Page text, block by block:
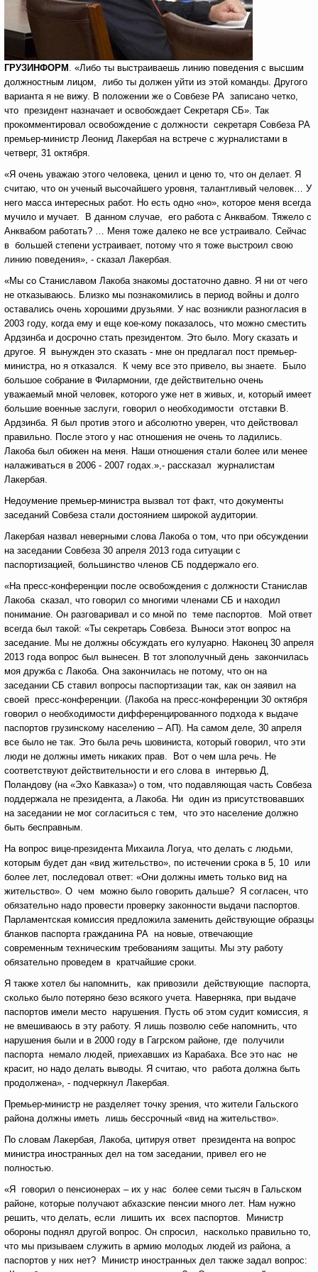
ГРУЗИНФОРМ . «Либо ты выстраиваешь линию поведения с высшим
должностным лицом, либо ты должен уйти из этой команды. Другого
варианта я не вижу. В положении же о Совбезе РА записано четко,
что президент назначает и освобождает Секретаря СБ». Так
прокомментировал освобождение с должности секретаря Совбеза РА
премьер-министр Леонид Лакербая на встрече с журналистами в
четверг, 31 октября.
«Я очень уважаю этого человека, ценил и ценю то, что он делает. Я
считаю, что он ученый высочайшего уровня, талантливый человек… У
него масса интересных работ. Но есть одно «но», которое меня всегда
мучило и мучает. В данном случае, его работа с Анквабом. Тяжело с
Анквабом работать? … Меня тоже далеко не все устраивало. Сейчас
в большей степени устраивает, потому что я тоже выстроил свою
линию поведения», - сказал Лакербая.
«Мы со Станиславом Лакоба знакомы достаточно давно. Я ни от чего
не отказываюсь. Близко мы познакомились в период войны и долго
оставались очень хорошими друзьями. У нас возникли разногласия в
2003 году, когда ему и еще кое-кому показалось, что можно сместить
Ардзинба и досрочно стать президентом. Это было. Могу сказать и
другое. Я вынужден это сказать - мне он предлагал пост премьер-
министра, но я отказался. К чему все это привело, вы знаете. Было
большое собрание в Филармонии, где действительно очень
уважаемый мной человек, которого уже нет в живых, и, который имеет
большие военные заслуги, говорил о необходимости отставки В.
Ардзинба. Я был против этого и абсолютно уверен, что действовал
правильно. После этого у нас отношения не очень то ладились.
Лакоба был обижен на меня. Наши отношения стали более или менее
налаживаться в 2006 - 2007 годах.»,- рассказал журналистам
Лакербая.
Недоумение премьер-министра вызвал тот факт, что документы
заседаний Совбеза стали достоянием широкой аудитории.
Лакербая назвал неверными слова Лакоба о том, что при обсуждении
на заседании Совбеза 30 апреля 2013 года ситуации с
паспортизацией, большинство членов СБ поддержало его.
«На пресс-конференции после освобождения с должности Станислав
Лакоба сказал, что говорил со многими членами СБ и находил
понимание. Он разговаривал и со мной по теме паспортов. Мой ответ
всегда был такой: «Ты секретарь Совбеза. Выноси этот вопрос на
заседание. Мы не должны обсуждать его кулуарно. Наконец 30 апреля
2013 года вопрос был вынесен. В тот злополучный день закончилась
моя дружба с Лакоба. Она закончилась не потому, что он на
заседании СБ ставил вопросы паспортизации так, как он заявил на
своей пресс-конференции. (Лакоба на пресс-конференции 30 октября
говорил о необходимости дифференцированного подхода к выдаче
паспортов грузинскому населению – АП). На самом деле, 30 апреля
все было не так. Это была речь шовиниста, который говорил, что эти
люди не должны иметь никаких прав. Вот о чем шла речь. Не
соответствуют действительности и его слова в интервью Д,
Поландову (на «Эхо Кавказа») о том, что подавляющая часть Совбеза
поддержала не президента, а Лакоба. Ни один из присутствовавших
на заседании не мог согласиться с тем, что это население должно
быть бесправным.
На вопрос вице-президента Михаила Логуа, что делать с людьми,
которым будет дан «вид жительство», по истечении срока в 5, 10 или
более лет, последовал ответ: «Они должны иметь только вид на
жительство». О чем можно было говорить дальше? Я согласен, что
обязательно надо провести проверку законности выдачи паспортов.
Парламентская комиссия предложила заменить действующие образцы
бланков паспорта гражданина РА на новые, отвечающие
современным техническим требованиям защиты. Мы эту работу
обязательно проведем в кратчайшие сроки.
Я также хотел бы напомнить, как привозили действующие паспорта,
сколько было потеряно безо всякого учета. Наверняка, при выдаче
паспортов имели место нарушения. Пусть об этом судит комиссия, я
не вмешиваюсь в эту работу. Я лишь позволю себе напомнить, что
нарушения были и в 2000 году в Гагрском районе, где получили
паспорта немало людей, приехавших из Карабаха. Все это нас не
красит, но надо делать выводы. Я считаю, что работа должна быть
продолжена», - подчеркнул Лакербая.
Премьер-министр не разделяет точку зрения, что жители Гальского
района должны иметь лишь бессрочный «вид на жительство».
По словам Лакербая, Лакоба, цитируя ответ президента на вопрос
министра иностранных дел на том заседании, привел его не
полностью.
«Я говорил о пенсионерах – их у нас более семи тысяч в Гальском
районе, которые получают абхазские пенсии много лет. Нам нужно
решить, что делать, если лишить их всех паспортов. Министр
обороны поднял другой вопрос. Он спросил, насколько правильно то,
что мы призываем служить в армию молодых людей из района, а
паспортов у них нет? Министр иностранных дел также задал вопрос: